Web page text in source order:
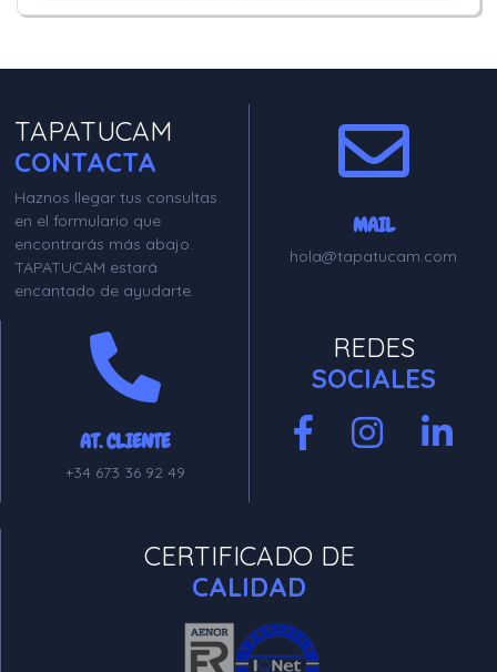
TAPATUCAM
CONTACTA
Haznos llegar tus consultas
en el formulario que
encontrarás más abajo.
TAPATUCAM estará
encantado de ayudarte.
MAIL
hola@tapatucam.com
AT. CLIENTE
+34 673 36 92 49
REDES
SOCIALES
CERTIFICADO DE
CALIDAD